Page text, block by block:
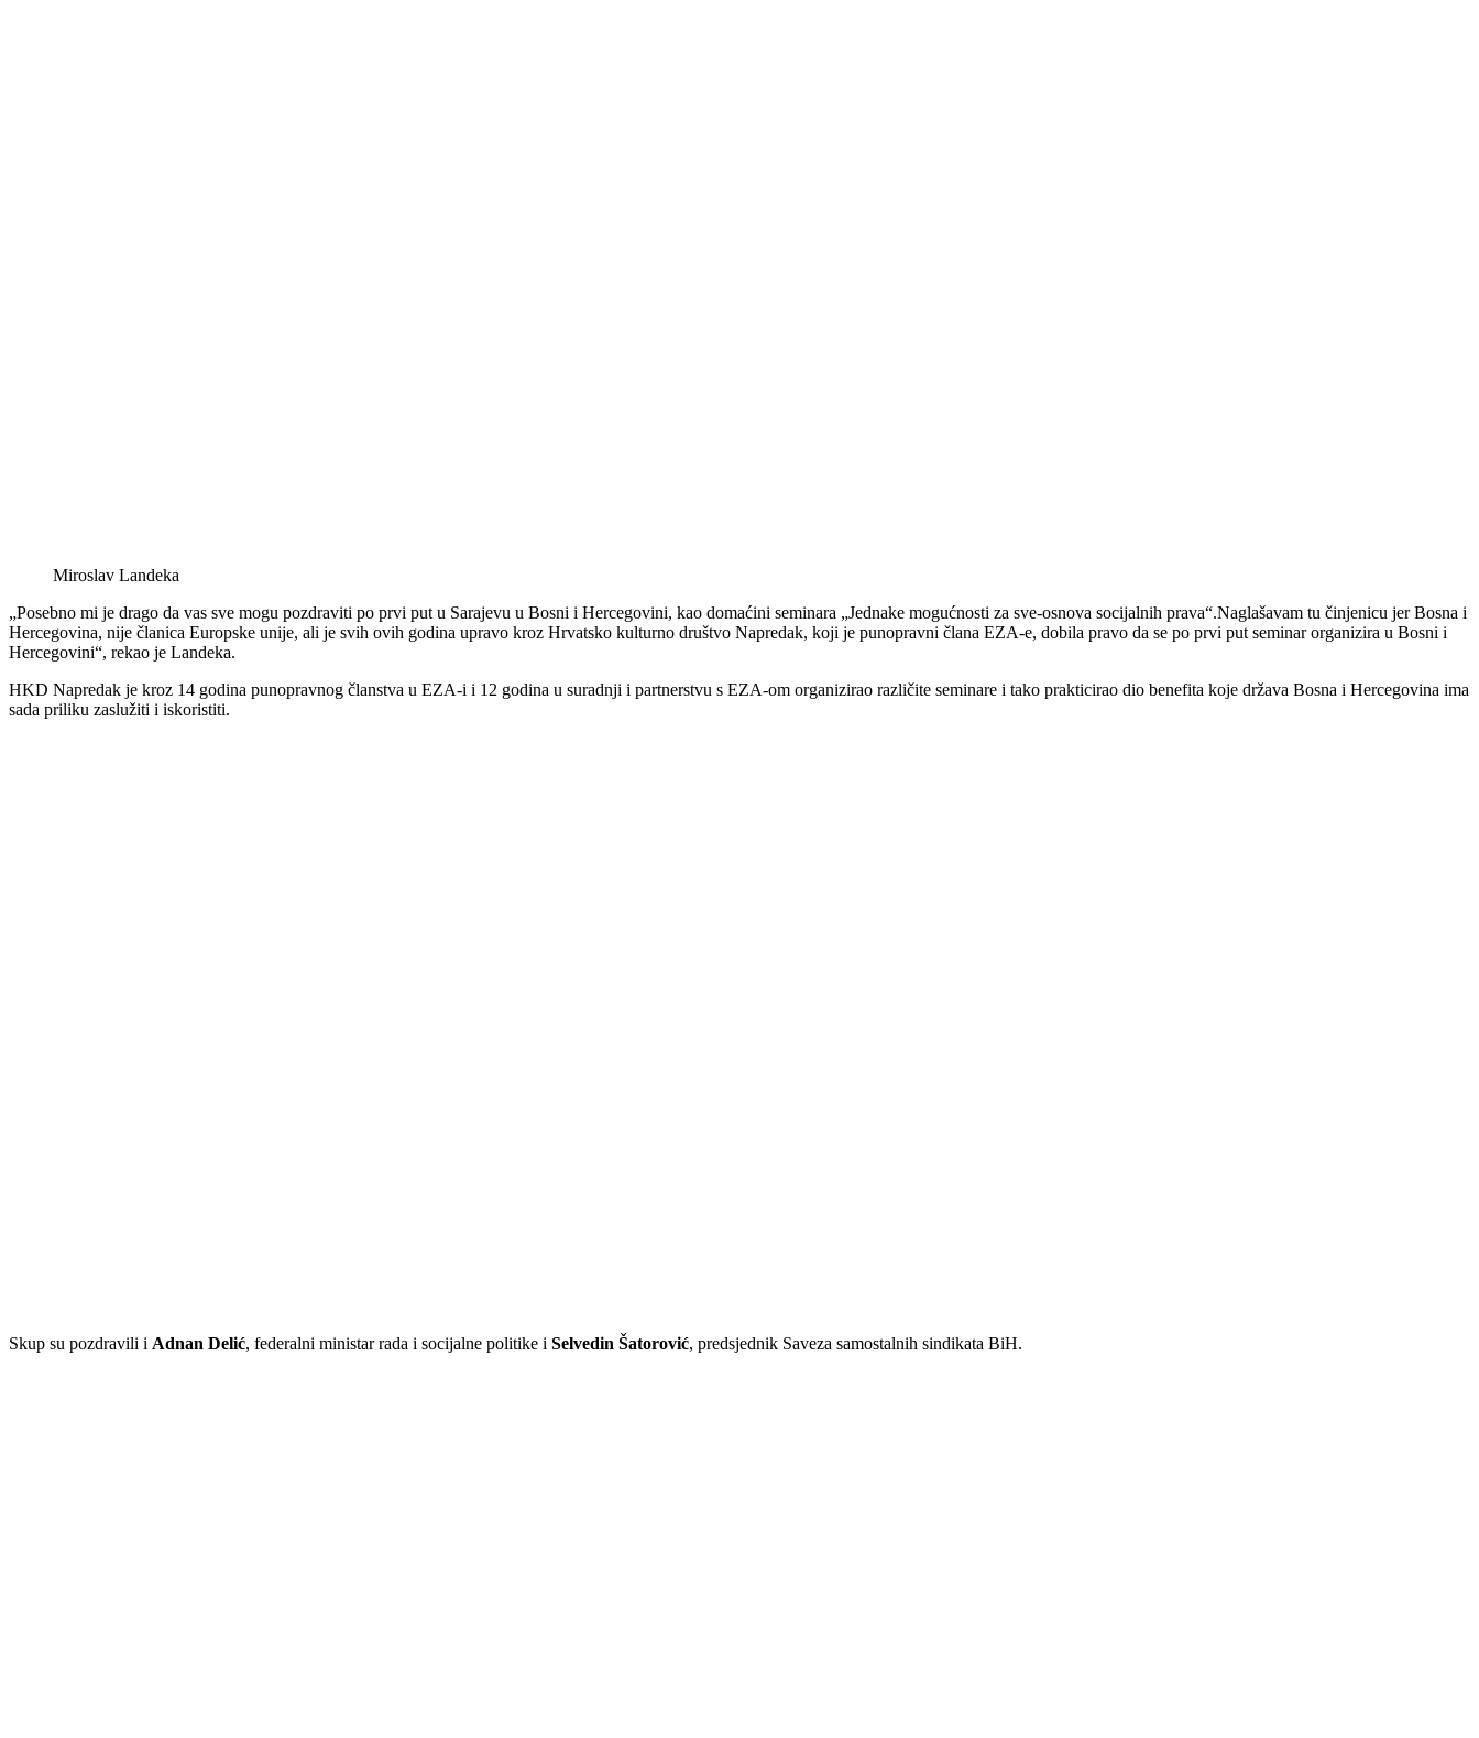
Miroslav Landeka
„Posebno mi je drago da vas sve mogu pozdraviti po prvi put u Sarajevu u Bosni i Hercegovini, kao domaćini seminara „Jednake mogućnosti za sve-osnova socijalnih prava“.Naglašavam tu činjenicu jer Bosna i
Hercegovina, nije članica Europske unije, ali je svih ovih godina upravo kroz Hrvatsko kulturno društvo Napredak, koji je punopravni člana EZA-e, dobila pravo da se po prvi put seminar organizira u Bosni i
Hercegovini“, rekao je Landeka.
HKD Napredak je kroz 14 godina punopravnog članstva u EZA-i i 12 godina u suradnji i partnerstvu s EZA-om organizirao različite seminare i tako prakticirao dio benefita koje država Bosna i Hercegovina ima
sada priliku zaslužiti i iskoristiti.
Skup su pozdravili i Adnan Delić, federalni ministar rada i socijalne politike i Selvedin Šatorović, predsjednik Saveza samostalnih sindikata BiH.